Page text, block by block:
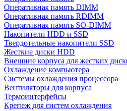
Оперативная память DIMM
Оперативная память RDIMM
Оперативная память SO-DIMM
Накопители HDD и SSD
Твердотельные накопители SSD
Жесткие диски HDD
Внешние корпуса для жестких
Охлаждение компьютера
Системы охлаждения процессора
Вентиляторы для корпуса
Термоинтерфейсы
Крепеж для систем охлаждения